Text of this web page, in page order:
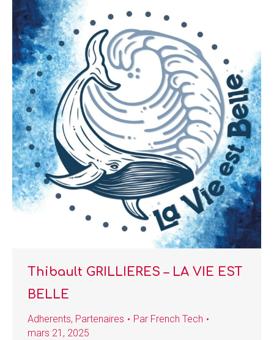
Thibault GRILLIERES – LA VIE EST
BELLE
Adherents, Partenaires Par French Tech
mars 21, 2025